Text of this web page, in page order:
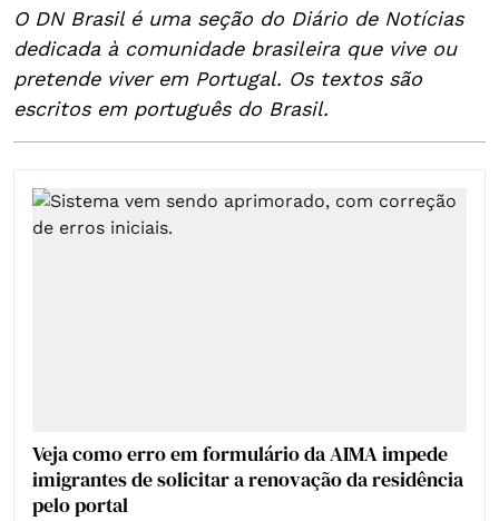
O DN Brasil é uma seção do Diário de Notícias
dedicada à comunidade brasileira que vive ou
pretende viver em Portugal. Os textos são
escritos em português do Brasil.
Veja como erro em formulário da AIMA impede
imigrantes de solicitar a renovação da residência
pelo portal